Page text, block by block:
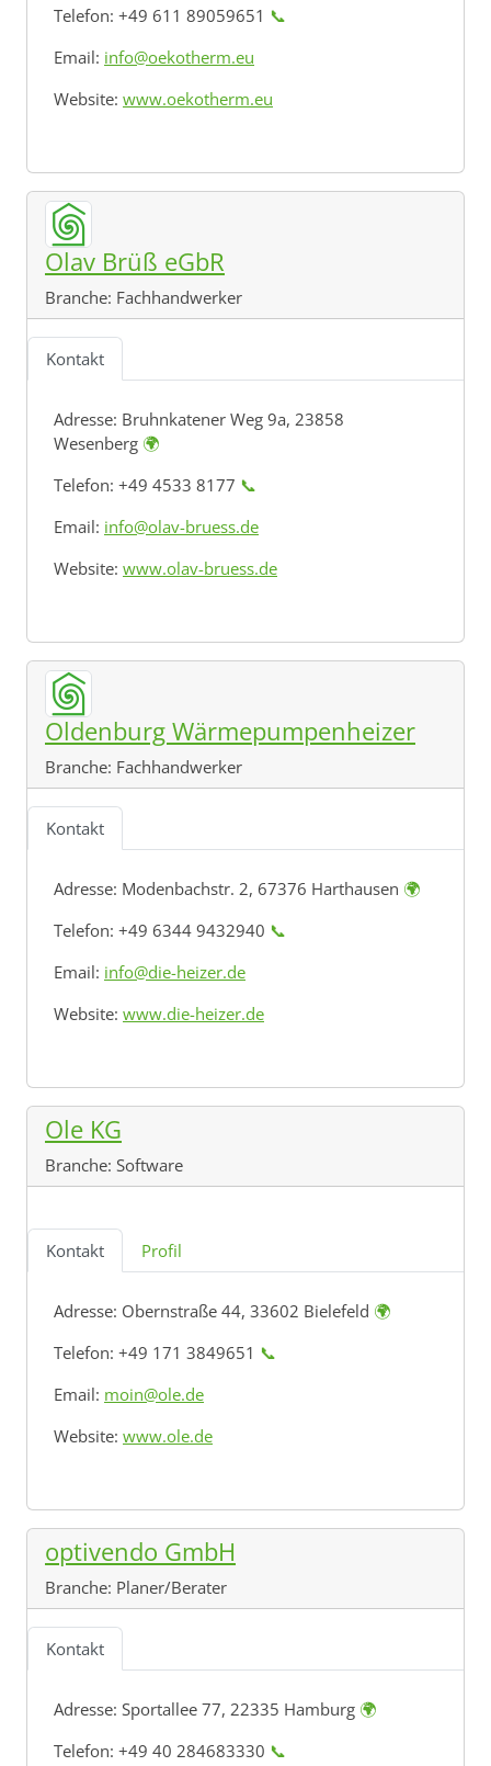
Telefon: +49 611 89059651 📞
Email: info@oekotherm.eu
Website: www.oekotherm.eu
Olav Brüß eGbR
Branche: Fachhandwerker
Kontakt
Adresse: Bruhnkatener Weg 9a, 23858
Wesenberg 🌍
Telefon: +49 4533 8177 📞
Email: info@olav-bruess.de
Website: www.olav-bruess.de
Oldenburg Wärmepumpenheizer
Branche: Fachhandwerker
Kontakt
Adresse: Modenbachstr. 2, 67376 Harthausen 🌍
Telefon: +49 6344 9432940 📞
Email: info@die-heizer.de
Website: www.die-heizer.de
Ole KG
Branche: Software
Kontakt Profil
Adresse: Obernstraße 44, 33602 Bielefeld 🌍
Telefon: +49 171 3849651 📞
Email: moin@ole.de
Website: www.ole.de
optivendo GmbH
Branche: Planer/Berater
Kontakt
Adresse: Sportallee 77, 22335 Hamburg 🌍
Telefon: +49 40 284683330 📞